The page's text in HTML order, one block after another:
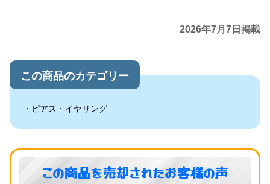
2026年7月7日掲載
この商品のカテゴリー
ピアス・イヤリング
この商品を売却されたお客様の声